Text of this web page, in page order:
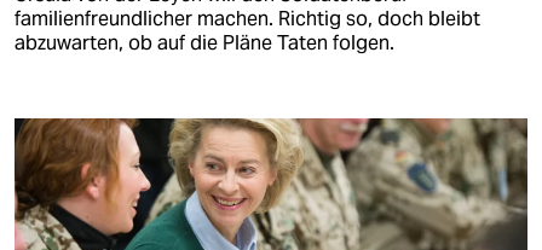
familienfreundlicher machen. Richtig so, doch bleibt
abzuwarten, ob auf die Pläne Taten folgen.